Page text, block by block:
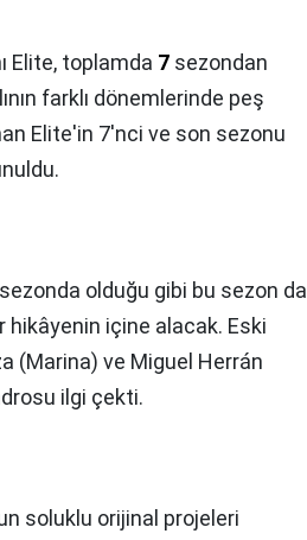
Elite, toplamda 7 sezondan
farklı dönemlerinde peş
Elite'in 7'nci ve son sezonu
olduğu gibi bu sezon da
içine alacak. Eski
(Marina) ve Miguel Herrán
ilgi çekti.
soluklu orijinal projeleri